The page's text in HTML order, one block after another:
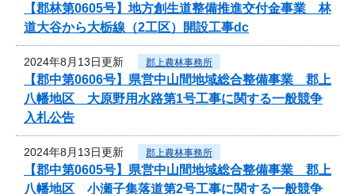
【郡林第0605号】地方創生道整備推進交付金事業 林
道大谷から大栃線（2工区）開設工事dc
2024年8月13日更新 郡上農林事務所
【郡中第0606号】県営中山間地域総合整備事業 郡上
八幡地区 大原野用水路第1号工事に関する一般競争
入札公告
2024年8月13日更新 郡上農林事務所
【郡中第0605号】県営中山間地域総合整備事業 郡上
八幡地区 小瀬子集落道第2号工事に関する一般競争